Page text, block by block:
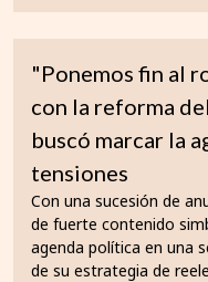
"Ponemos fin al
con la reforma
buscó marcar la
tensiones
Con una sucesión de
de fuerte contenido
agenda política en una
de su estrategia de